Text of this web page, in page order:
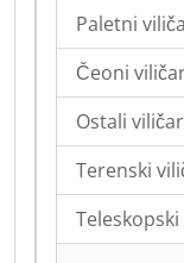
Paletni
Čeoni
Ostali
Terenski